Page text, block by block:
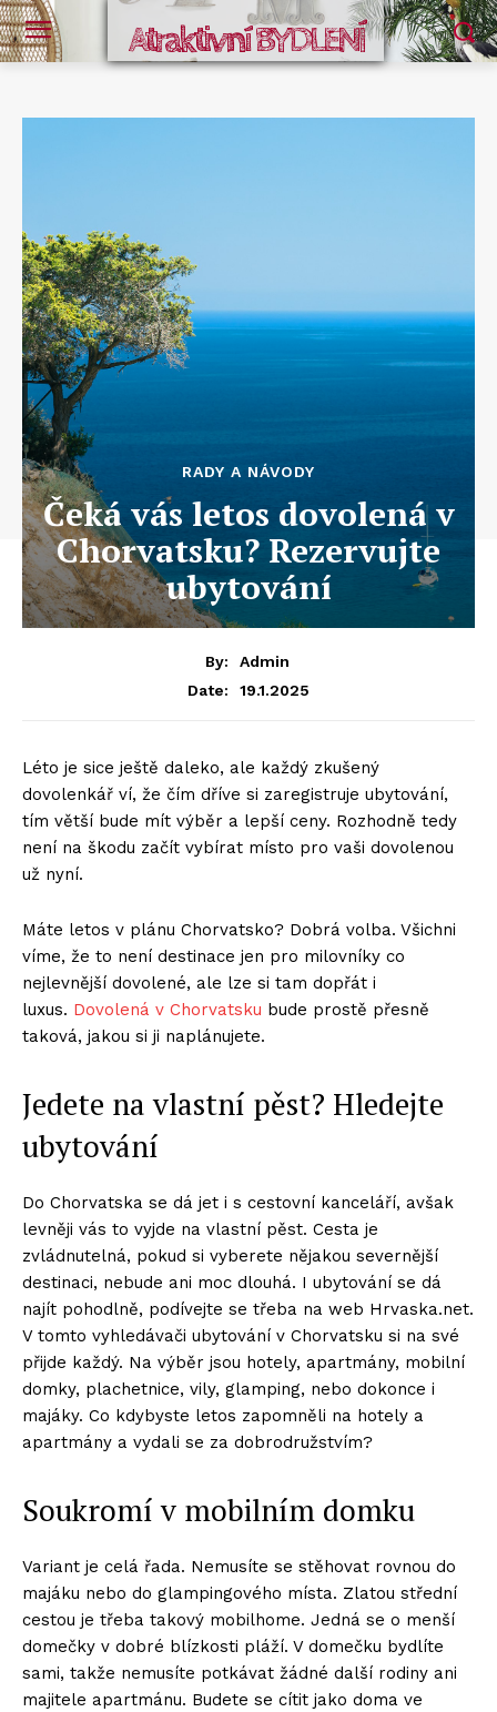
Atraktivní BYDLENÍ
RADY A NÁVODY
Čeká vás letos dovolená v
Chorvatsku? Rezervujte
ubytování
By:
Admin
Date:
19.1.2025
Léto je sice ještě daleko, ale každý zkušený
dovolenkář ví, že čím dříve si zaregistruje ubytování,
tím větší bude mít výběr a lepší ceny. Rozhodně tedy
není na škodu začít vybírat místo pro vaši dovolenou
už nyní.
Máte letos v plánu Chorvatsko? Dobrá volba. Všichni
víme, že to není destinace jen pro milovníky co
nejlevnější dovolené, ale lze si tam dopřát i
luxus. Dovolená v Chorvatsku bude prostě přesně
taková, jakou si ji naplánujete.
Jedete na vlastní pěst? Hledejte
ubytování
Do Chorvatska se dá jet i s cestovní kanceláří, avšak
levněji vás to vyjde na vlastní pěst. Cesta je
zvládnutelná, pokud si vyberete nějakou severnější
destinaci, nebude ani moc dlouhá. I ubytování se dá
najít pohodlně, podívejte se třeba na web Hrvaska.net.
V tomto vyhledávači ubytování v Chorvatsku si na své
přijde každý. Na výběr jsou hotely, apartmány, mobilní
domky, plachetnice, vily, glamping, nebo dokonce i
majáky. Co kdybyste letos zapomněli na hotely a
apartmány a vydali se za dobrodružstvím?
Soukromí v mobilním domku
Variant je celá řada. Nemusíte se stěhovat rovnou do
majáku nebo do glampingového místa. Zlatou střední
cestou je třeba takový mobilhome. Jedná se o menší
domečky v dobré blízkosti pláží. V domečku bydlíte
sami, takže nemusíte potkávat žádné další rodiny ani
majitele apartmánu. Budete se cítit jako doma ve